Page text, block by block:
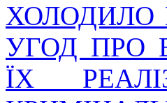
ХОЛОДИЛО
УГОД ПРО
ЇХ